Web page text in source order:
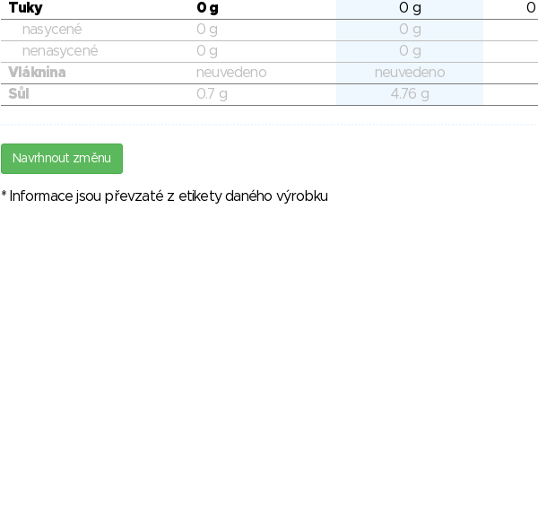
Tuky
0 g 0 g
0
nasycené
0 g
0 g
nenasycené
0 g
0 g
Vláknina
neuvedeno
neuvedeno
Sůl
0.7 g 4.76 g
Navrhnout změnu
* Informace jsou převzaté z etikety daného výrobku